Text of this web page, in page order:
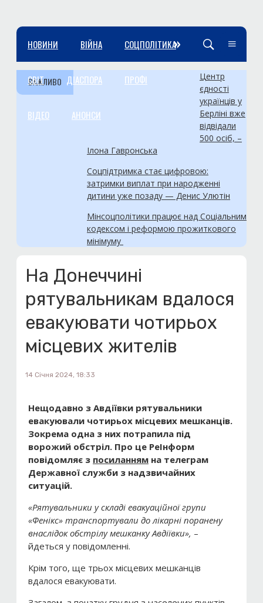
НОВИНИ ВІЙНА СОЦПОЛІТИКА
СВІТ ДІАСПОРА ПРОФІ
ВІДЕО АНОНСИ
»
ВАЖЛИВО
Центр
єдності
українців у
Берліні вже
відвідали
500 осіб, –
Ілона Гавронська
Соцпідтримка стає цифровою:
затримки виплат при народженні
дитини уже позаду — Денис Улютін
Мінсоцполітики працює над Соціальним
кодексом і реформою прожиткового
мінімуму
На Донеччині
рятувальникам вдалося
евакуювати чотирьох
місцевих жителів
14 Січня 2024, 18:33
Нещодавно з Авдіївки рятувальники
евакуювали чотирьох місцевих мешканців.
Зокрема одна з них потрапила під
ворожий обстріл. Про це РеІнформ
повідомляє з посиланням на телеграм
Державної служби з надзвичайних
ситуацій.
«Рятувальники у складі евакуаційної групи
«Фенікс» транспортували до лікарні поранену
внаслідок обстрілу мешканку Авдіївки», –
йдеться у повідомленні.
Крім того, ще трьох місцевих мешканців
вдалося евакуювати.